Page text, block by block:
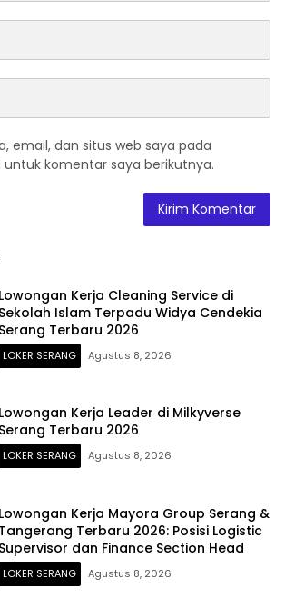
email, dan situs web saya pada
komentar saya berikutnya.
Lowongan Kerja Cleaning Service di
Sekolah Islam Terpadu Widya Cendekia
Serang Terbaru 2026
LOKER SERANG Agustus 8, 2026
Lowongan Kerja Leader di Milkyverse
Serang Terbaru 2026
LOKER SERANG Agustus 8, 2026
Lowongan Kerja Mayora Group Serang &
Tangerang Terbaru 2026: Posisi Logistic
Supervisor dan Finance Section Head
LOKER SERANG Agustus 8, 2026